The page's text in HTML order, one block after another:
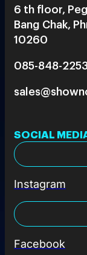
6 th floor,
Bang Chak,
10260
085-848-
SOCIAL
Instagram
Facebook